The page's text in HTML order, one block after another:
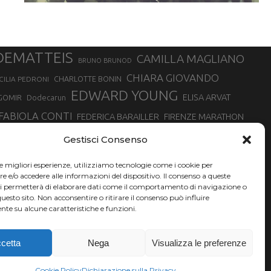
Gestisci Consenso
migliori esperienze, utilizziamo tecnologie come i cookie per
e/o accedere alle informazioni del dispositivo. Il consenso a queste
permetterà di elaborare dati come il comportamento di navigazione o
sito. Non acconsentire o ritirare il consenso può influire
su alcune caratteristiche e funzioni.
Nega Visualizza le preferenze
BRUNO BRUNOD CAMILLA MAGLIANO
PEDRONI CHARLOTTE BONIN CHIARA GIOVANDO
Dodecarun EDWARD YOUNG ELISA ARVAT
FABIOLA CONTI FEDERICA BARAILLER FIRENZE MARATHON
GIOVANNA EPIS GIULIANO CAVALLO
DI TORINO MARATONINA MARCELLA BELLETTI MARCO OLMO
MONVISO VERTICAL RACE NADIA BATTOCLETTI
BONALDI SILVIA RAMPAZZO
CHEVRIER YEMAN CRIPPA